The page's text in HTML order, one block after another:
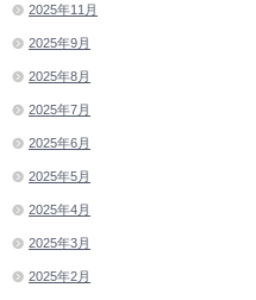
2025年11月
2025年9月
2025年8月
2025年7月
2025年6月
2025年5月
2025年4月
2025年3月
2025年2月